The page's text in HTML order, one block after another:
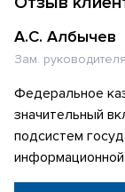
А.С. Албычев
Зам. руководителя
Федеральное
значительный
подсистем